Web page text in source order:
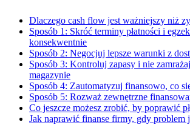
Dlaczego cash flow jest ważniejszy niż
Sposób 1: Skróć terminy płatności i
konsekwentnie
Sposób 2: Negocjuj lepsze warunki z
Sposób 3: Kontroluj zapasy i nie
magazynie
Sposób 4: Zautomatyzuj finansowo, co
Sposób 5: Rozważ zewnętrzne
Co jeszcze możesz zrobić, by poprawić
Jak naprawić finanse firmy, gdy problem